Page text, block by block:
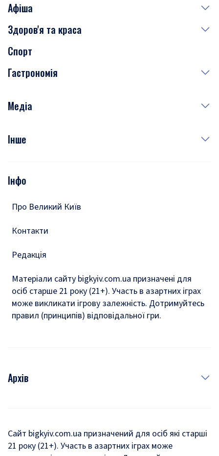
Афіша
Сьогодні
Завтра
Субота
Здоров'я та краса
Медицина
Краса
Спорт
Гастрономія
Рецепти
Медіа
Фото
Подкасти
Інше
Тести
Інфо
Про Великий Київ
Контакти
Редакція
Матеріали сайту bigkyiv.com.ua призначені для
осіб старше 21 року (21+). Участь в азартних іграх
може викликати ігрову залежність. Дотримуйтесь
правил (принципів) відповідальної гри.
Архів
Комуналка
Сайт bigkyiv.com.ua призначений для осіб які старші
21 року (21+). Участь в азартних іграх може